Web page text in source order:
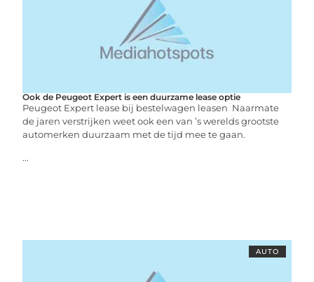
Ook de Peugeot Expert is een duurzame lease optie
Peugeot Expert lease bij bestelwagen leasen Naarmate
de jaren verstrijken weet ook een van ’s werelds grootste
automerken duurzaam met de tijd mee te gaan.
...
AUTO